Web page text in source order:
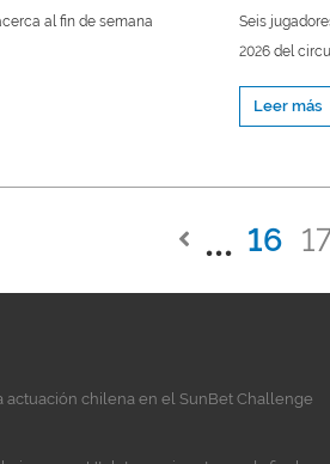
al fin de semana
Seis
2026 del
Leer más
16
actuación chilena en el SunBet Challenge